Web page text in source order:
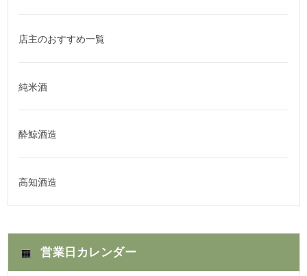
店主のおすすめ一覧
純米酒
酔鯨酒造
高知酒造
営業日カレンダー